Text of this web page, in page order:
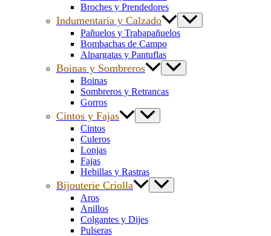
Broches y Prendedores
Indumentaria y Calzado
Pañuelos y Trabapañuelos
Bombachas de Campo
Alpargatas y Pantuflas
Boinas y Sombreros
Boinas
Sombreros y Retrancas
Gorros
Cintos y Fajas
Cintos
Culeros
Lonjas
Fajas
Hebillas y Rastras
Bijouterie Criolla
Aros
Anillos
Colgantes y Dijes
Pulseras